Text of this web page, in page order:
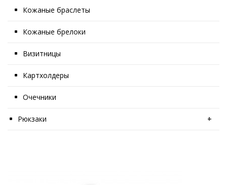
Кожаные браслеты
Кожаные брелоки
Визитницы
Картхолдеры
Очечники
Рюкзаки +